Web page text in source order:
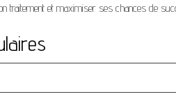
traitement et maximiser ses chances de